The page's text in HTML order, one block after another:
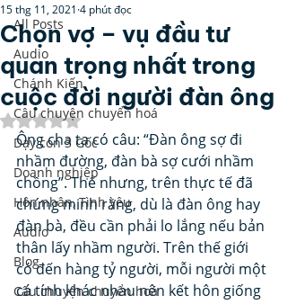
All Posts
Audio
Chánh Kiến
Câu chuyện chuyển hoá
Dạy con 3 Gốc
Doanh nghiệp
Hôn nhân, Tình yêu
Audio
Blog
Câu chuyện chuyển hoá
Chọn vợ – vụ đầu tư
quan trọng nhất trong
cuộc đời người đàn ông
15 thg 11, 2021 4 phút đọc
Đã xếp hạng NaN/5 sao.
Ông cha ta có câu: “Đàn ông sợ đi
nhầm đường, đàn bà sợ cưới nhầm
chồng”. Thế nhưng, trên thực tế đã
chứng minh rằng, dù là đàn ông hay
đàn bà, đều cần phải lo lắng nếu bản
thân lấy nhầm người. Trên thế giới
có đến hàng tỷ người, mỗi người một
cá tính khác nhau nên kết hôn giống